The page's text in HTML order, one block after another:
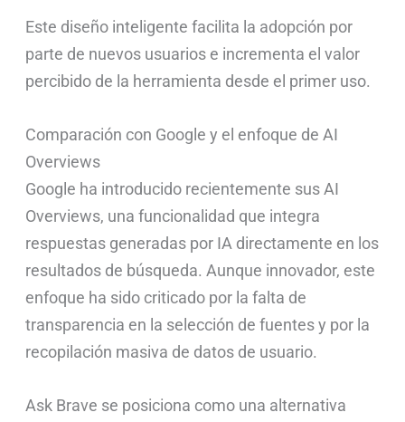
Este diseño inteligente facilita la adopción por
parte de nuevos usuarios e incrementa el valor
percibido de la herramienta desde el primer uso.
Comparación con Google y el enfoque de AI
Overviews
Google ha introducido recientemente sus AI
Overviews, una funcionalidad que integra
respuestas generadas por IA directamente en los
resultados de búsqueda. Aunque innovador, este
enfoque ha sido criticado por la falta de
transparencia en la selección de fuentes y por la
recopilación masiva de datos de usuario.
Ask Brave se posiciona como una alternativa